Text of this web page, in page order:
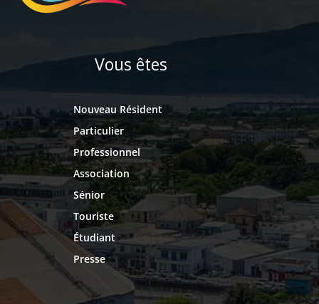
Vous êtes
Nouveau Résident
Particulier
Professionnel
Association
Sénior
Touriste
Étudiant
Presse